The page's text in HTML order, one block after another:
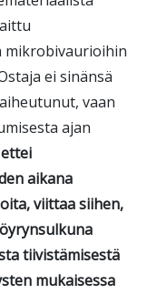
mikrobivaurioihin
ei sinänsä
vaan
ajan
aikana
viittaa siihen,
tiivistämisestä
mukaisessa